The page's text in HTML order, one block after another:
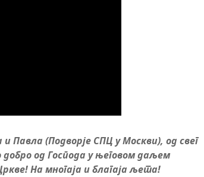
(Подворје СПЦ у Москви), од свег
од Господа у његовом даљем
На многаја и благаја љета!